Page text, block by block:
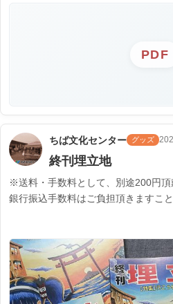
PDF
ちば文化センター グッズ
終刊埋立地
※送料・手数料として、別途200円
銀行振込手数料はご負担頂きますこ